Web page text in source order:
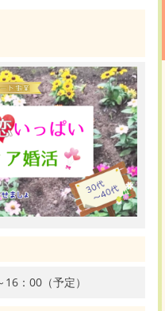
：00（予定）